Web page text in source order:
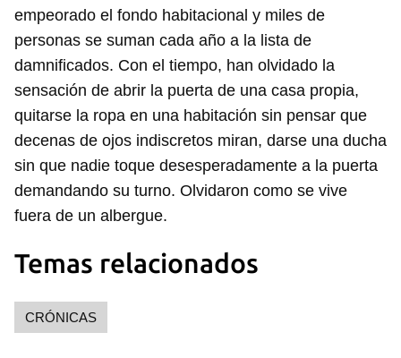
empeorado el fondo habitacional y miles de
personas se suman cada año a la lista de
damnificados. Con el tiempo, han olvidado la
sensación de abrir la puerta de una casa propia,
quitarse la ropa en una habitación sin pensar que
decenas de ojos indiscretos miran, darse una ducha
sin que nadie toque desesperadamente a la puerta
demandando su turno. Olvidaron como se vive
fuera de un albergue.
Temas relacionados
CRÓNICAS